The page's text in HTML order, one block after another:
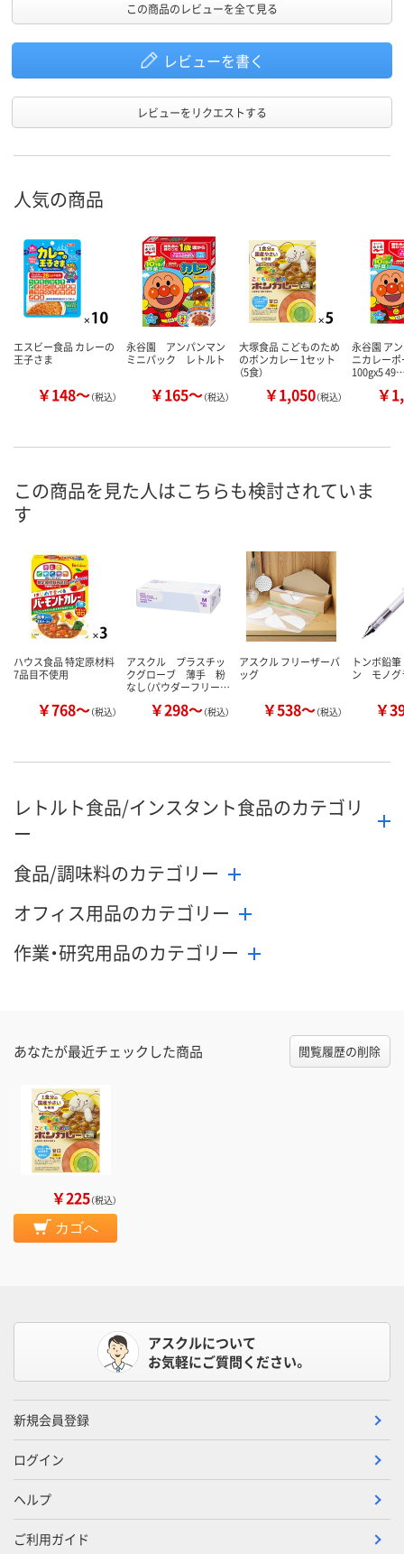
この商品のレビューを全て見る
レビューを書く
レビューをリクエストする
人気の商品
エスビー食品 カレーの
王子さま
￥148～（税込）
永谷園 アンパンマン
ミニパック レトルト
￥165～（税込）
大塚食品 こどものため
のボンカレー 1セット
（5食）
￥1,050（税込）
永谷園 ア
ニカレー
100gx5
￥
この商品を見た人はこちらも検討されていま
す
ハウス食品 特定原材料
7品目不使用
￥768～（税込）
アスクル プラスチッ
クグローブ 薄手 粉
なし（パウダーフリー…
￥298～（税込）
アスクル フリーザーバ
ッグ
￥538～（税込）
トンボ鉛
ン モノグ
￥
レトルト食品/インスタント食品のカテゴリ
ー
食品/調味料のカテゴリー
オフィス用品のカテゴリー
作業・研究用品のカテゴリー
あなたが最近チェックした商品 閲覧履歴の削除
￥225（税込）
カゴへ
アスクルについて
お気軽にご質問ください。
新規会員登録
ログイン
ヘルプ
ご利用ガイド